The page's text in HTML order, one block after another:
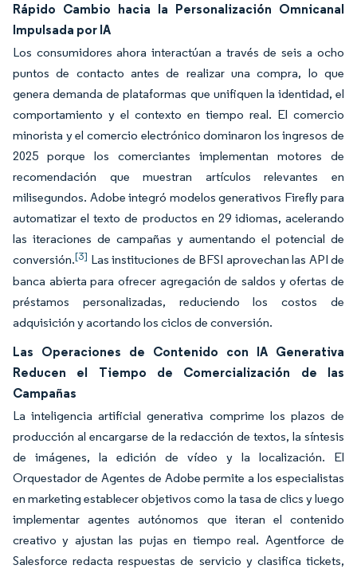
Rápido Cambio hacia la Personalización Omnicanal
Impulsada por IA
Los consumidores ahora interactúan a través de seis a ocho
puntos de contacto antes de realizar una compra, lo que
genera demanda de plataformas que unifiquen la identidad, el
comportamiento y el contexto en tiempo real. El comercio
minorista y el comercio electrónico dominaron los ingresos de
2025 porque los comerciantes implementan motores de
recomendación que muestran artículos relevantes en
milisegundos. Adobe integró modelos generativos Firefly para
automatizar el texto de productos en 29 idiomas, acelerando
las iteraciones de campañas y aumentando el potencial de
conversión.[3] Las instituciones de BFSI aprovechan las API de
banca abierta para ofrecer agregación de saldos y ofertas de
préstamos personalizadas, reduciendo los costos de
adquisición y acortando los ciclos de conversión.
Las Operaciones de Contenido con IA Generativa
Reducen el Tiempo de Comercialización de las
Campañas
La inteligencia artificial generativa comprime los plazos de
producción al encargarse de la redacción de textos, la síntesis
de imágenes, la edición de vídeo y la localización. El
Orquestador de Agentes de Adobe permite a los especialistas
en marketing establecer objetivos como la tasa de clics y luego
implementar agentes autónomos que iteran el contenido
creativo y ajustan las pujas en tiempo real. Agentforce de
Salesforce redacta respuestas de servicio y clasifica tickets,